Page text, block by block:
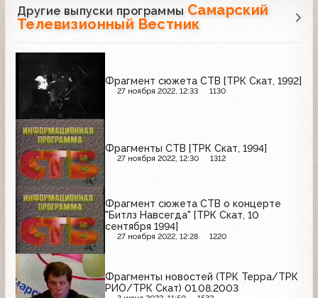
Другие выпуски программы Самарский
Телевизионный Вестник
Фрагмент сюжета СТВ [ТРК Скат, 1992]
27 ноября 2022, 12:33 1130
Фрагменты СТВ [ТРК Скат, 1994]
27 ноября 2022, 12:30 1312
Фрагмент сюжета СТВ о концерте
"Битлз Навсегда" [ТРК Скат, 10
сентября 1994]
27 ноября 2022, 12:28 1220
Фрагменты новостей (ТРК Терра/ТРК
РИО/ТРК Скат) 01.08.2003